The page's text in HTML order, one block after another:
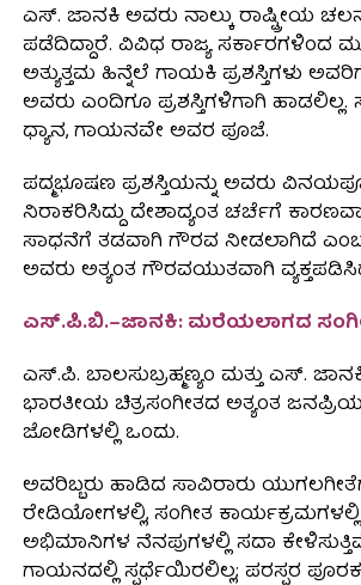
ಎಸ್. ಜಾನಕಿ ಅವರು ನಾಲ್ಕು ರಾಷ್ಟ್ರೀಯ
ಪಡೆದಿದ್ದಾರೆ. ವಿವಿಧ ರಾಜ್ಯ ಸರ್ಕಾರಗಳಿಂದ
ಅತ್ಯುತ್ತಮ ಹಿನ್ನೆಲೆ ಗಾಯಕಿ ಪ್ರಶಸ್ತಿಗಳು
ಅವರು ಎಂದಿಗೂ ಪ್ರಶಸ್ತಿಗಳಿಗಾಗಿ
ಧ್ಯಾನ, ಗಾಯನವೇ ಅವರ ಪೂಜೆ.
ಪದ್ಮಭೂಷಣ ಪ್ರಶಸ್ತಿಯನ್ನು ಅವರು
ನಿರಾಕರಿಸಿದ್ದು ದೇಶಾದ್ಯಂತ ಚರ್ಚೆಗೆ
ಸಾಧನೆಗೆ ತಡವಾಗಿ ಗೌರವ ನೀಡಲಾಗಿದೆ
ಅವರು ಅತ್ಯಂತ ಗೌರವಯುತವಾಗಿ
ಎಸ್.ಪಿ.ಬಿ.–ಜಾನಕಿ: ಮರೆಯಲಾಗದ
ಎಸ್.ಪಿ. ಬಾಲಸುಬ್ರಹ್ಮಣ್ಯಂ ಮತ್ತು ಎಸ್.
ಭಾರತೀಯ ಚಿತ್ರಸಂಗೀತದ ಅತ್ಯಂತ
ಜೋಡಿಗಳಲ್ಲಿ ಒಂದು.
ಅವರಿಬ್ಬರು ಹಾಡಿದ ಸಾವಿರಾರು
ರೇಡಿಯೋಗಳಲ್ಲಿ, ಸಂಗೀತ ಕಾರ್ಯಕ್ರಮಗಳಲ್ಲಿ
ಅಭಿಮಾನಿಗಳ ನೆನಪುಗಳಲ್ಲಿ ಸದಾ
ಗಾಯನದಲ್ಲಿ ಸ್ಪರ್ಧೆಯಿರಲಿಲ್ಲ; ಪರಸ್ಪರ